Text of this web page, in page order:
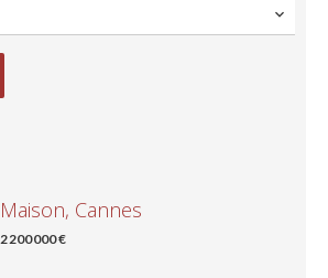
Maison, Cannes
2 200 000 €